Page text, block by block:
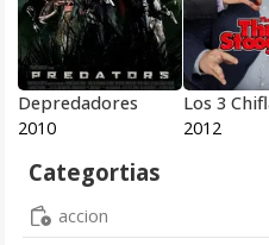
Depredadores
2010
Los 3
2012
Categortias
accion